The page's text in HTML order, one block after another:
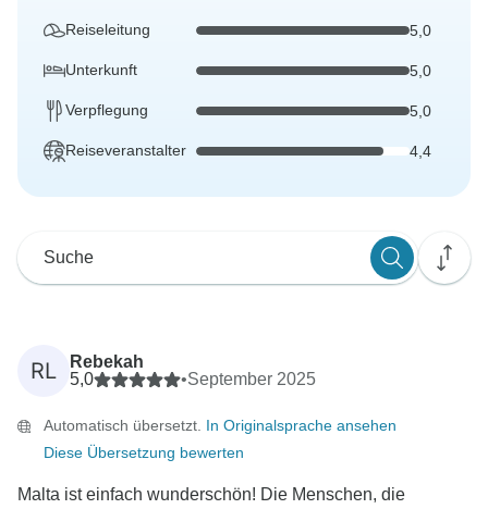
Reiseleitung 5,0
Unterkunft 5,0
Verpflegung 5,0
Reiseveranstalter 4,4
RL
Rebekah
5,0
•September 2025
Automatisch übersetzt. In Originalsprache ansehen
Diese Übersetzung bewerten
Malta ist einfach wunderschön! Die Menschen, die